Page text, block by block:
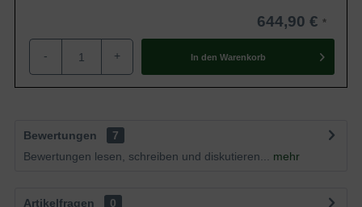
644,90 €
- + In den Warenkorb
Bewertungen
7
Bewertungen lesen, schreiben und diskutieren...
mehr
Artikelfragen
0